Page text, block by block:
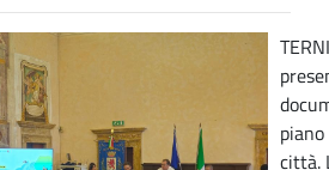
città.